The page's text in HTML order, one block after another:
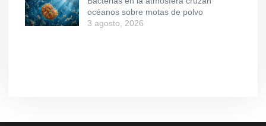
océanos sobre motas de polvo
3 agosto, 2026